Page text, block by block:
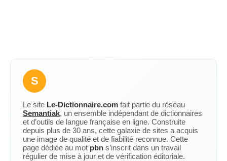
S
Le site Le-Dictionnaire.com fait partie du réseau
Semantiak, un ensemble indépendant de dictionnaires
et d’outils de langue française en ligne. Construite
depuis plus de 30 ans, cette galaxie de sites a acquis
une image de qualité et de fiabilité reconnue. Cette
page dédiée au mot pbn s’inscrit dans un travail
régulier de mise à jour et de vérification éditoriale.